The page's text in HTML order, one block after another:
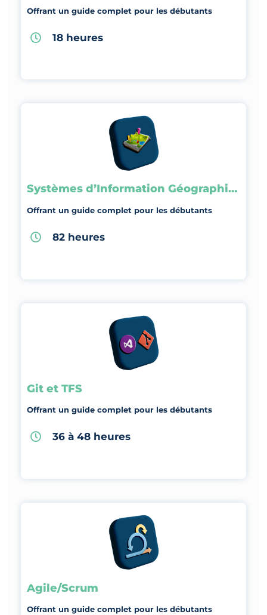
Offrant un guide complet pour les débutants
18 heures
Systèmes d’Information Géographique
Offrant un guide complet pour les débutants
82 heures
Git et TFS
Offrant un guide complet pour les débutants
36 à 48 heures
Agile/Scrum
Offrant un guide complet pour les débutants